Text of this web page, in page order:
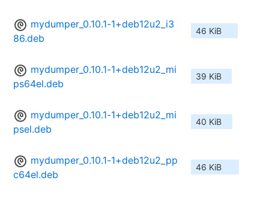
mydumper_0.10.1-1+deb12u2_i3
86.deb
46 KiB
mydumper_0.10.1-1+deb12u2_mi
ps64el.deb
39 KiB
mydumper_0.10.1-1+deb12u2_mi
psel.deb
40 KiB
mydumper_0.10.1-1+deb12u2_pp
c64el.deb
46 KiB